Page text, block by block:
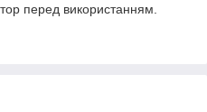
перед використанням.